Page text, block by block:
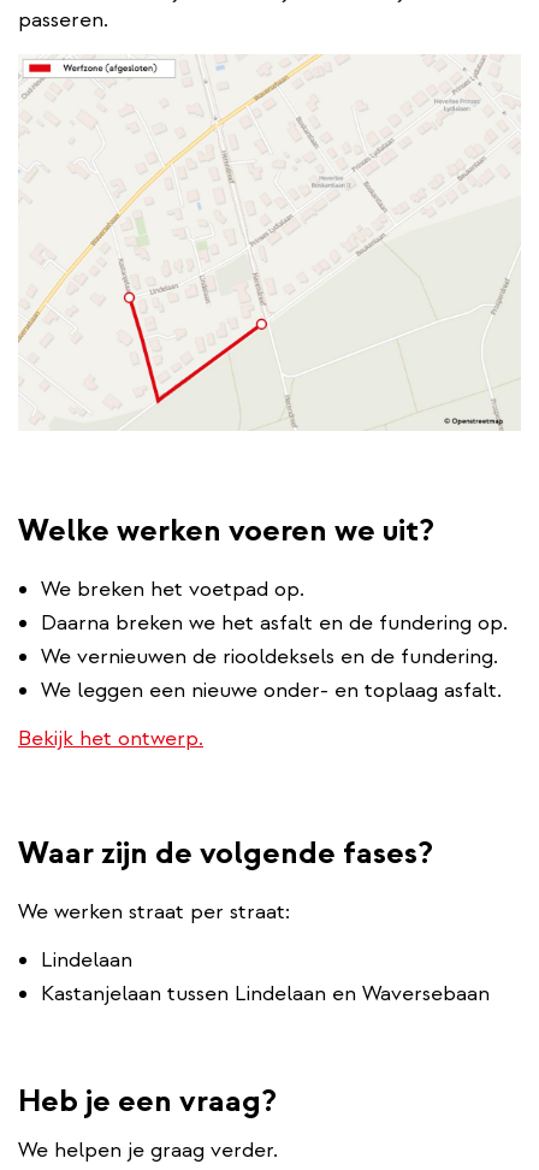
passeren.
Welke werken voeren we uit?
We breken het voetpad op.
Daarna breken we het asfalt en de fundering op.
We vernieuwen de riooldeksels en de fundering.
We leggen een nieuwe onder- en toplaag asfalt.
Bekijk het ontwerp.
Waar zijn de volgende fases?
We werken straat per straat:
Lindelaan
Kastanjelaan tussen Lindelaan en Waversebaan
Heb je een vraag?
We helpen je graag verder.